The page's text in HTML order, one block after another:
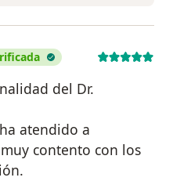
del Dr.
atendido a
contento con los